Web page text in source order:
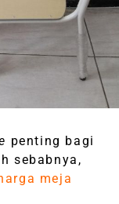
penting bagi
sebabnya,
meja